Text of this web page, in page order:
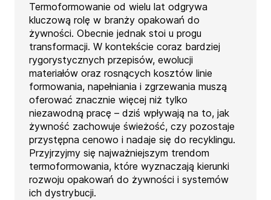
Termoformowanie od wielu lat odgrywa
kluczową rolę w branży opakowań do
żywności. Obecnie jednak stoi u progu
transformacji. W kontekście coraz bardziej
rygorystycznych przepisów, ewolucji
materiałów oraz rosnących kosztów linie
formowania, napełniania i zgrzewania muszą
oferować znacznie więcej niż tylko
niezawodną pracę – dziś wpływają na to, jak
żywność zachowuje świeżość, czy pozostaje
przystępna cenowo i nadaje się do recyklingu.
Przyjrzyjmy się najważniejszym trendom
termoformowania, które wyznaczają kierunki
rozwoju opakowań do żywności i systemów
ich dystrybucji.